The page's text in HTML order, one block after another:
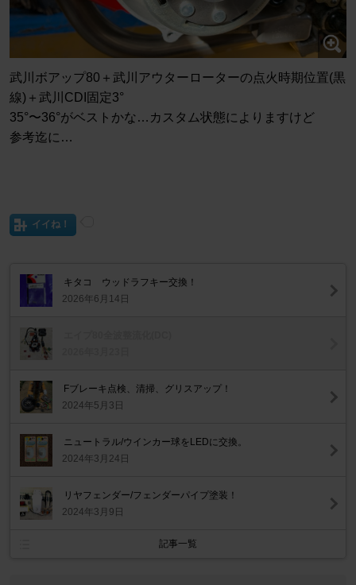
武川ボアップ80＋武川アウターローターの点火時期位置(黒
線)＋武川CDI固定3°
35°〜36°がベストかな…カスタム状態によりますけど
参考迄に…
イイね！
キタコ ウッドラフキー交換！
2026年6月14日
Fブレーキ点検、清掃、グリスアップ！
2024年5月3日
ニュートラル/ウインカー球をLEDに交換。
2024年3月24日
リヤフェンダー/フェンダーパイプ塗装！
2024年3月9日
記事一覧